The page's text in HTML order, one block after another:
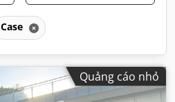
Case
Quảng cáo nhỏ